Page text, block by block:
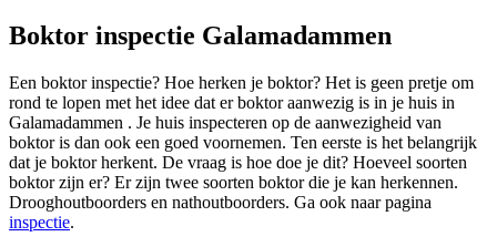
Boktor inspectie Galamadammen
Een boktor inspectie? Hoe herken je boktor? Het is geen pretje om
rond te lopen met het idee dat er boktor aanwezig is in je huis in
Galamadammen . Je huis inspecteren op de aanwezigheid van
boktor is dan ook een goed voornemen. Ten eerste is het belangrijk
dat je boktor herkent. De vraag is hoe doe je dit? Hoeveel soorten
boktor zijn er? Er zijn twee soorten boktor die je kan herkennen.
Drooghoutboorders en nathoutboorders. Ga ook naar pagina
inspectie.